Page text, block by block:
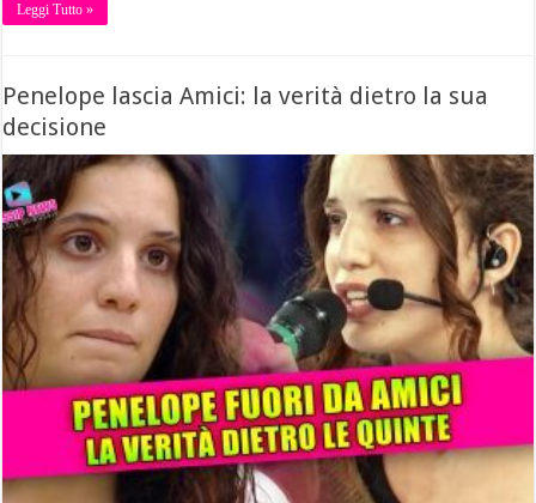
Leggi Tutto »
Penelope lascia Amici: la verità dietro la sua
decisione